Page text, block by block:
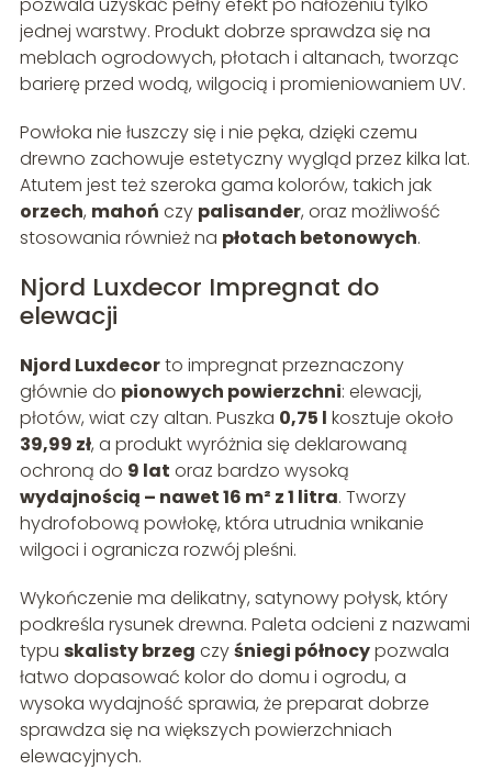
jednej warstwy. Produkt dobrze sprawdza się na
meblach ogrodowych, płotach i altanach, tworząc
barierę przed wodą, wilgocią i promieniowaniem UV.
Powłoka nie łuszczy się i nie pęka, dzięki czemu
drewno zachowuje estetyczny wygląd przez kilka lat.
Atutem jest też szeroka gama kolorów, takich jak
orzech, mahoń czy palisander, oraz możliwość
stosowania również na płotach betonowych.
Njord Luxdecor Impregnat do
elewacji
Njord Luxdecorto impregnat przeznaczony
głównie do pionowych powierzchni: elewacji,
płotów, wiat czy altan. Puszka 0,75 l kosztuje około
39,99 zł, a produkt wyróżnia się deklarowaną
ochroną do 9 lat oraz bardzo wysoką
wydajnością – nawet 16 m² z 1 litra. Tworzy
hydrofobową powłokę, która utrudnia wnikanie
wilgoci i ogranicza rozwój pleśni.
Wykończenie ma delikatny, satynowy połysk, który
podkreśla rysunek drewna. Paleta odcieni z nazwami
typu skalisty brzeg czyśniegi północypozwala
łatwo dopasować kolor do domu i ogrodu, a
wysoka wydajność sprawia, że preparat dobrze
sprawdza się na większych powierzchniach
elewacyjnych.